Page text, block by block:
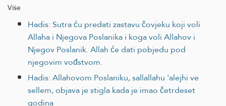
Više
Hadis: Sutra ću predati zastavu čovjeku koji voli
Allaha i Njegova Poslanika i koga voli Allahov i
Njegov Poslanik. Allah će dati pobjedu pod
njegovim vođstvom.
Hadis: Allahovom Poslaniku, sallallahu 'alejhi ve
sellem, objava je stigla kada je imao četrdeset
godina